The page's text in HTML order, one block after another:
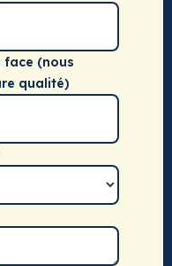
(nous
qualité)